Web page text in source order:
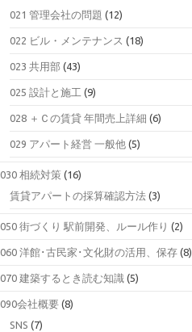
021 管理会社の問題 (12)
022 ビル・メンテナンス (18)
023 共用部 (43)
025 設計と施工 (9)
028 ＋Ｃの賃貸 年間売上詳細 (6)
029 アパート経営 一般他 (5)
030 相続対策 (16)
賃貸アパートの採算確認方法 (3)
050 街づくり 駅前開発、ルール作り (2)
060 洋館･古民家･文化財の活用、保存 (8)
070 建築するとき読む知識 (5)
090会社概要 (8)
SNS (7)